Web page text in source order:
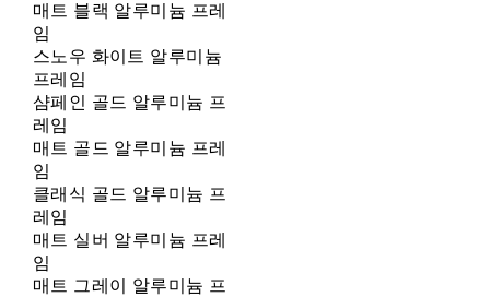
매트 블랙 알루미늄 프레
임
스노우 화이트 알루미늄
프레임
샴페인 골드 알루미늄 프
레임
매트 골드 알루미늄 프레
임
클래식 골드 알루미늄 프
레임
매트 실버 알루미늄 프레
임
매트 그레이 알루미늄 프